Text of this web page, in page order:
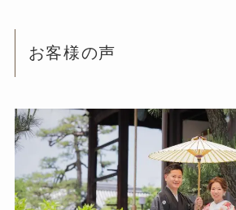
お客様の声